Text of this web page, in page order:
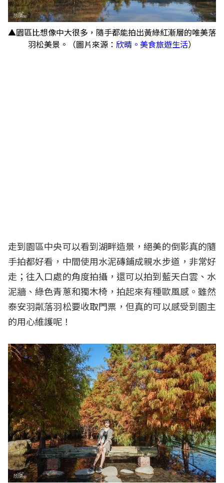
▲園區比想像中大很多，隨手都能拍出黃綠紅漸層的唯美落
羽松美景。（圖片來源： 欣晴。美食旅遊生活）
走到園區中央可以看到湖畔造景，絕美的倒影真的隨
手拍都好看，中間使用水泥磚鋪成親水步道，非常好
走；往入口處的角度拍攝，還可以拍到藍天白雲、水
泥牆、綠色青蔥和獨木椅，拍起來有種歐風感。雖然
泰安羽粼落羽松要收取門票，但真的可以感受到園主
的用心維護呢！